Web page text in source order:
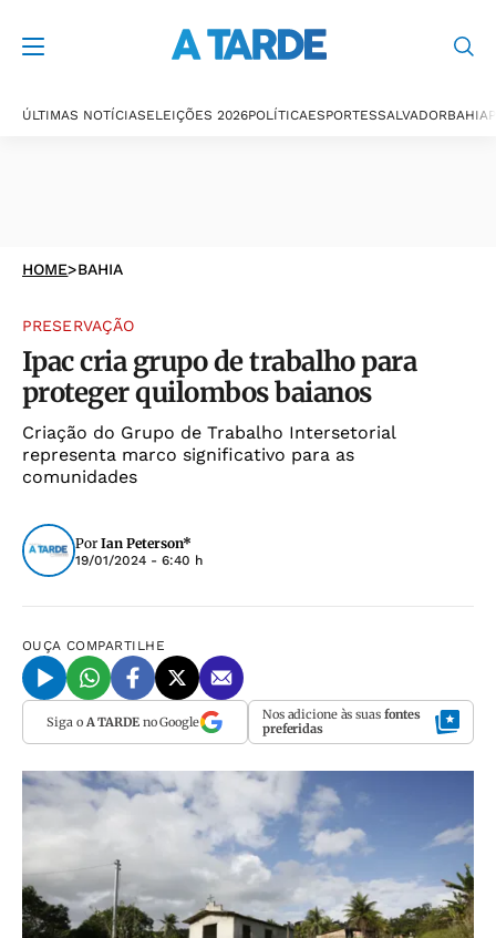
ÚLTIMAS NOTÍCIASELEIÇÕES 2026POLÍTICAESPORTESSALVADORBAHIA
HOME>BAHIA
PRESERVAÇÃO
Ipac cria grupo de trabalho para
proteger quilombos baianos
Criação do Grupo de Trabalho Intersetorial
representa marco significativo para as
comunidades
Por Ian Peterson*
19/01/2024 - 6:40 h
OUÇA COMPARTILHE
Siga o A TARDEno Google Nos adicione às suas fontes
preferidas